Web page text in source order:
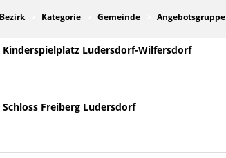
Bezirk Kategorie Gemeinde Angebotsgruppe
Kinderspielplatz Ludersdorf-Wilfersdorf
Schloss Freiberg Ludersdorf